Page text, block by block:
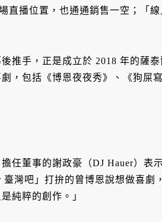
直播位置，也通通銷售一空；「
推手，正是成立於 2018 年的薩
，包括《博恩夜夜秀》、《狗屎
任董事的謝政豪（DJ Hauer）表
臺灣吧」打拚的曾博恩說想做喜劇
純粹的創作。」